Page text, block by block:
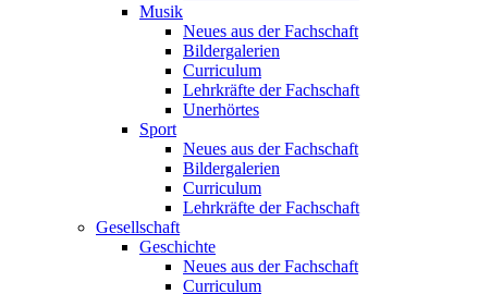
Musik
Neues aus der Fachschaft
Bildergalerien
Curriculum
Lehrkräfte der Fachschaft
Unerhörtes
Sport
Neues aus der Fachschaft
Bildergalerien
Curriculum
Lehrkräfte der Fachschaft
Gesellschaft
Geschichte
Neues aus der Fachschaft
Curriculum